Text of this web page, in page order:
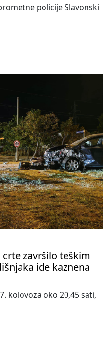
policije Slavonski
završilo teškim
ide kaznena
kolovoza oko 20,45 sati,